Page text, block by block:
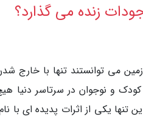
زنده می گذارد؟
می توانستند تنها با خارج
و نوجوان در سرتاسر دنیا
تنها یکی از اثرات پدیده ای با